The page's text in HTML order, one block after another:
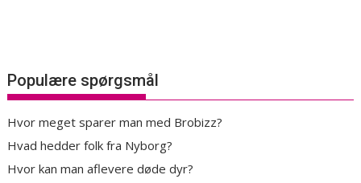
Populære spørgsmål
Hvor meget sparer man med Brobizz?
Hvad hedder folk fra Nyborg?
Hvor kan man aflevere døde dyr?